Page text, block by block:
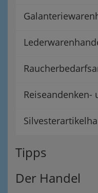
Reiseandenken-
Tipps
Der Handel